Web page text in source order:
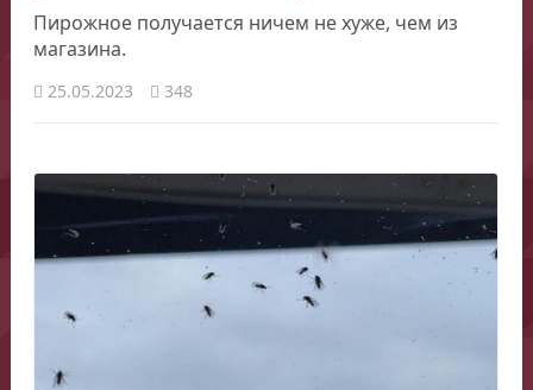
Пирожное получается ничем не хуже, чем из
магазина.
25.05.2023 348